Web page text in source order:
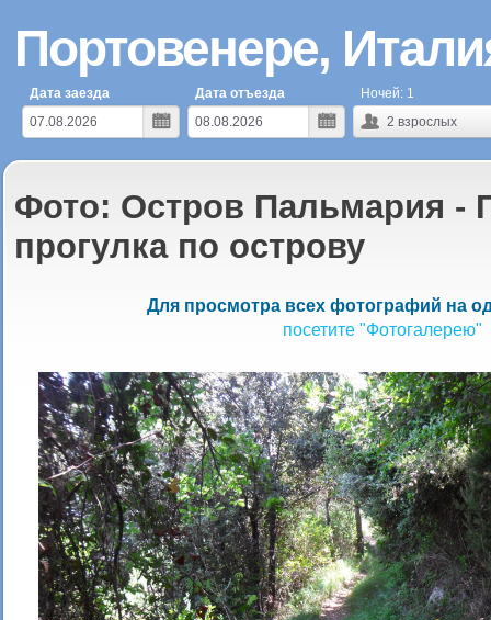
Портовенере,
Дата заезда
Дата отъезда
2 взрослых
Ночей: 1
Фото: Остров Пальмария -
прогулка по острову
Для просмотра всех фотографий на
посетите "Фотогалерею"